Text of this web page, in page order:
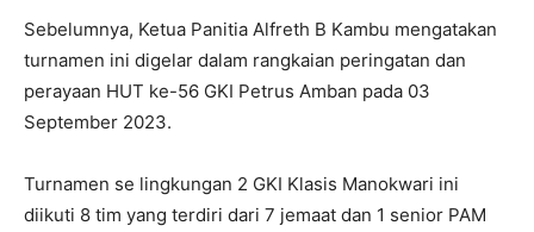
Sebelumnya, Ketua Panitia Alfreth B Kambu mengatakan
turnamen ini digelar dalam rangkaian peringatan dan
perayaan HUT ke-56 GKI Petrus Amban pada 03
September 2023.
Turnamen se lingkungan 2 GKI Klasis Manokwari ini
diikuti 8 tim yang terdiri dari 7 jemaat dan 1 senior PAM